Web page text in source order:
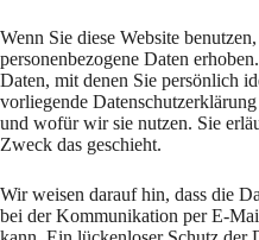
Wenn Sie diese Website
personenbezogene Daten
Daten, mit denen Sie persönlich
vorliegende
und wofür wir sie nutzen. Sie
Zweck das geschieht.
Wir weisen darauf hin, dass die
bei der Kommunikation per E-